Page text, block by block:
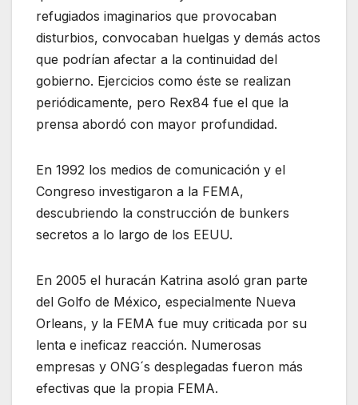
refugiados imaginarios que provocaban
disturbios, convocaban huelgas y demás actos
que podrían afectar a la continuidad del
gobierno. Ejercicios como éste se realizan
periódicamente, pero Rex84 fue el que la
prensa abordó con mayor profundidad.
En 1992 los medios de comunicación y el
Congreso investigaron a la FEMA,
descubriendo la construcción de bunkers
secretos a lo largo de los EEUU.
En 2005 el huracán Katrina asoló gran parte
del Golfo de México, especialmente Nueva
Orleans, y la FEMA fue muy criticada por su
lenta e ineficaz reacción. Numerosas
empresas y ONG´s desplegadas fueron más
efectivas que la propia FEMA.